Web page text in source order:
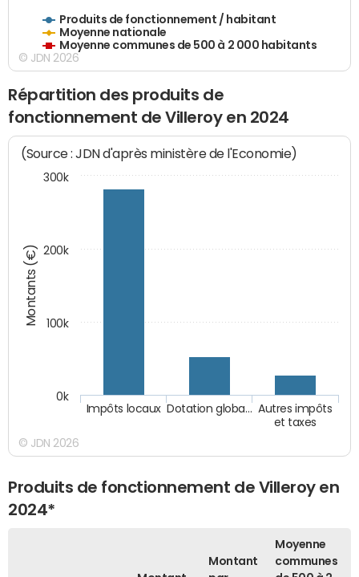
Produits de fonctionnement / habitant
Moyenne nationale
Moyenne communes de 500 à 2 000 habitants
© JDN 2026
Répartition des produits de
fonctionnement de Villeroy en 2024
Montants (€)
(Source : JDN d'après ministère de l'Economie)
Autres impôts
et taxes
Dotation globa…
Impôts locaux
0k
100k
200k
300k
© JDN 2026
Produits de fonctionnement de Villeroy en
2024*
Montant
Moyenne
communes